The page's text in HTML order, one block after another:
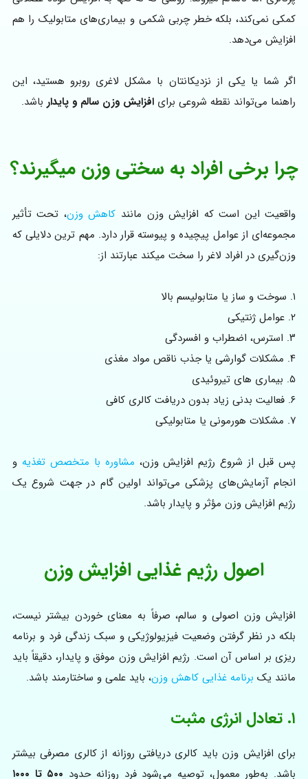
کمکی نمی‌کند، بلکه خطر چربی شکمی و بیماری‌های متابولیک را هم
افزایش می‌دهد.
اگر شما یا یکی از نزدیکانتان با مشکل لاغری روبرو هستید، این
راهنما می‌تواند نقطه شروعی برای افزایش وزن سالم و پایدارباشد.
چرا برخی افراد به سختی وزن میگیرند؟
واقعیت این است که افزایش وزن مانند کاهش وزن، تحت تأثیر
مجموعه‌ای از عوامل پیچیده و پیوسته قرار دارد. مهم ترین دلایلی که
وزن‌گیری در افراد لاغر را سخت میکند عبارتند از:
۱. سوخت و ساز یا متابولیسم بالا
۲. عوامل ژنتیکی
۳. استرس، اضطراب و افسردگی
۴. مشکلات گوارشی یا جذب ناقص مواد مغذی
۵. بیماری های تیروئیدی
۶. فعالیت بدنی زیاد بدون دریافت کالری کافی
۷. مشکلات هورمونی یا متابولیکی
پس قبل از شروع رژیم افزایش وزن، مشاوره با متخصص تغذیه و
انجام آزمایش‌های پزشکی می‌تواند اولین گام در جهت شروع یک
رژیم افزایش وزن مؤثر و پایدار باشد.
اصول رژیم غذایی افزایش وزن
افزایش وزن اصولی و سالم، صرفاً به معنای خوردن بیشتر نیست،
بلکه در نظر گرفتن وضعیت فیزیولوژیکی و سبک زندگی فرد و برنامه
ریزی بر اساس آن است. رژیم افزایش وزن موفق و پایدار، دقیقاً باید
مانند یکبرنامه غذایی کاهش وزن، باید علمی و ساختارمند باشد.
۱. تعادل انرژی مثبت
برای افزایش وزن باید کالری دریافتی روزانه از کالری مصرفی بیشتر
باشد. به‌طور معمول، توصیه می‌شود فرد روزانه حدود
۵۰۰ تا ۱۰۰۰